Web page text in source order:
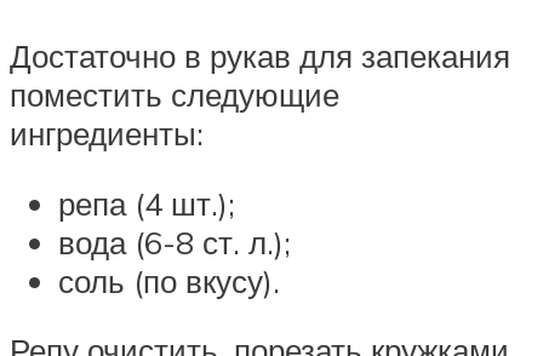
Достаточно в рукав для запекания
поместить следующие
ингредиенты:
репа (4 шт.);
вода (6-8 ст. л.);
соль (по вкусу).